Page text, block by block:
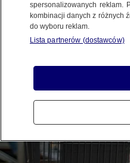
Udostępnij
spersonalizowanych reklam.
kombinacji danych z różnych
do wyboru reklam.
Lista partnerów (dostawców)